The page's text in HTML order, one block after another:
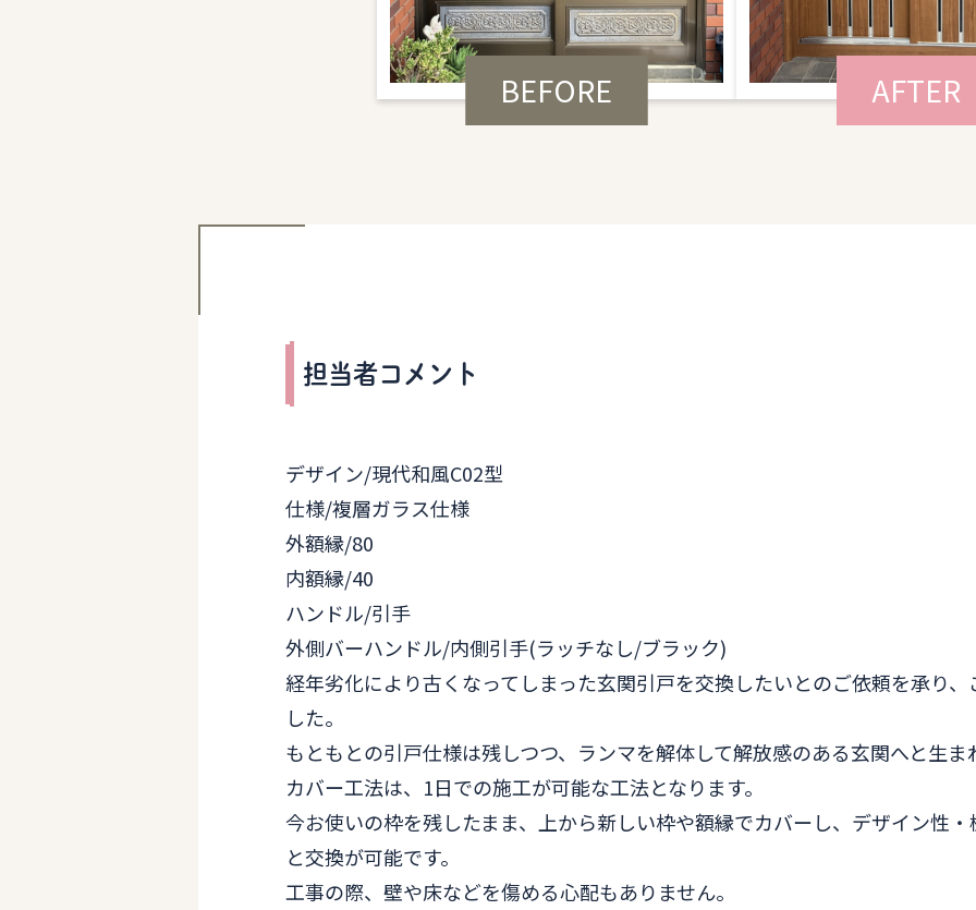
BEFORE AFTER
担当者コメント
デザイン/現代和風C02型
仕様/複層ガラス仕様
外額縁/80
内額縁/40
ハンドル/引手
外側バーハンドル/内側引手(ラッチなし/ブラック)
経年劣化により古くなってしまった玄関引戸を交換したいとのご依頼を承り
した。
もともとの引戸仕様は残しつつ、ランマを解体して解放感のある玄関へと生
カバー工法は、1日での施工が可能な工法となります。
今お使いの枠を残したまま、上から新しい枠や額縁でカバーし、デザイン性
と交換が可能です。
工事の際、壁や床などを傷める心配もありません。